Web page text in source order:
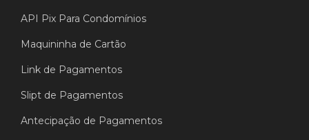
API Pix Para Condomínios
Maquininha de Cartão
Link de Pagamentos
Slipt de Pagamentos
Antecipação de Pagamentos